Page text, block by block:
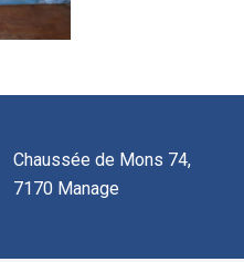
Chaussée de Mons 74,
7170 Manage